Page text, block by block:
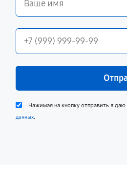
Нажимая на кнопку отправить я
данных.